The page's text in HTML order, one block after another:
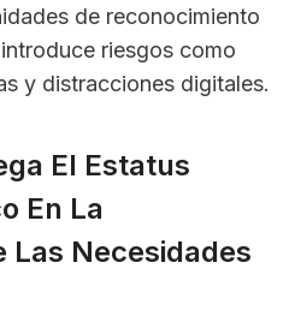
de reconocimiento
riesgos como
y distracciones digitales.
El Estatus
En La
Las Necesidades